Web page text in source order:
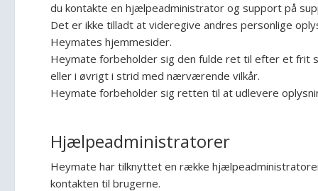
du kontakte en hjælpeadministrator og support på
Det er ikke tilladt at videregive andres personlige
Heymates hjemmesider.
Heymate forbeholder sig den fulde ret til efter et frit
eller i øvrigt i strid med nærværende vilkår.
Heymate forbeholder sig retten til at udlevere
Hjælpeadministratorer
Heymate har tilknyttet en række
kontakten til brugerne.